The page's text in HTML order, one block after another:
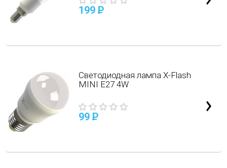
199 P
Cветодиодная лампа X-Flash
MINI E27 4W
99 P